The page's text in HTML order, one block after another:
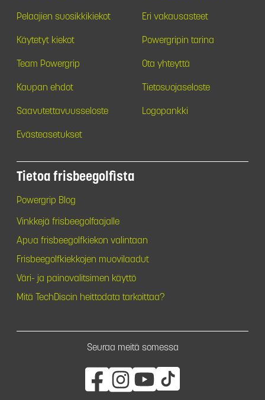
Pelaajien suosikkikiekot Eri vakausasteet
Käytetyt kiekot Powergripin tarina
Team Powergrip Ota yhteyttä
Kaupan ehdot Tietosuojaseloste
Saavutettavuusseloste Logopankki
Evästeasetukset
Tietoa frisbeegolfista
Powergrip Blog
Vinkkejä frisbeegolfaajalle
Apua frisbeegolfkiekon valintaan
Frisbeegolfkiekkojen muovilaadut
Väri- ja painovalitsimen käyttö
Mitä TechDiscin heittodata tarkoittaa?
Seuraa meitä somessa